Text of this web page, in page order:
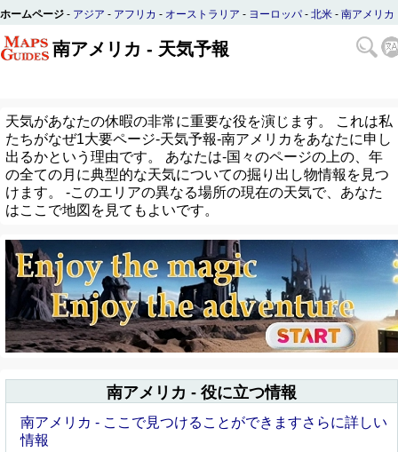
ホームページ - アジア - アフリカ - オーストラリア - ヨーロッパ - 北米 - 南アメリカ
南アメリカ - 天気予報
天気があなたの休暇の非常に重要な役を演じます。 これは私
たちがなぜ1大要ページ-天気予報-南アメリカをあなたに申し
出るかという理由です。 あなたは-国々のページの上の、年
の全ての月に典型的な天気についての掘り出し物情報を見つ
けます。 -このエリアの異なる場所の現在の天気で、あなた
はここで地図を見てもよいです。
南アメリカ - 役に立つ情報
南アメリカ - ここで見つけることができますさらに詳しい
情報